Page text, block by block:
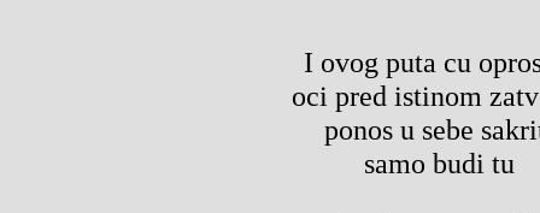
I ovog puta cu
oci pred istinom
ponos u sebe
samo budi tu